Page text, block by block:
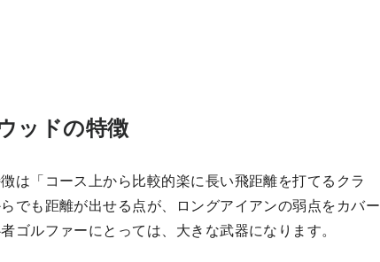
ッドの特徴
は「コース上から比較的楽に長い飛距離を打てるクラ
でも距離が出せる点が、ロングアイアンの弱点をカバー
ゴルファーにとっては、大きな武器になります。